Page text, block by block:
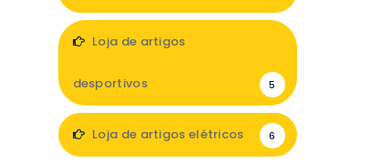
Loja de artigos
desportivos 5
Loja de artigos elétricos 6